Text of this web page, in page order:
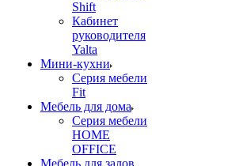
Shift
Кабинет
руководителя
Yalta
Мини-кухни
Серия мебели
Fit
Мебель для дома
Серия мебели
HOME
OFFICE
Мебель для залов